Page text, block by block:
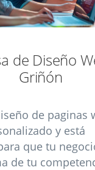
de Diseño
Griñón
de paginas
y está
que tu
de tu